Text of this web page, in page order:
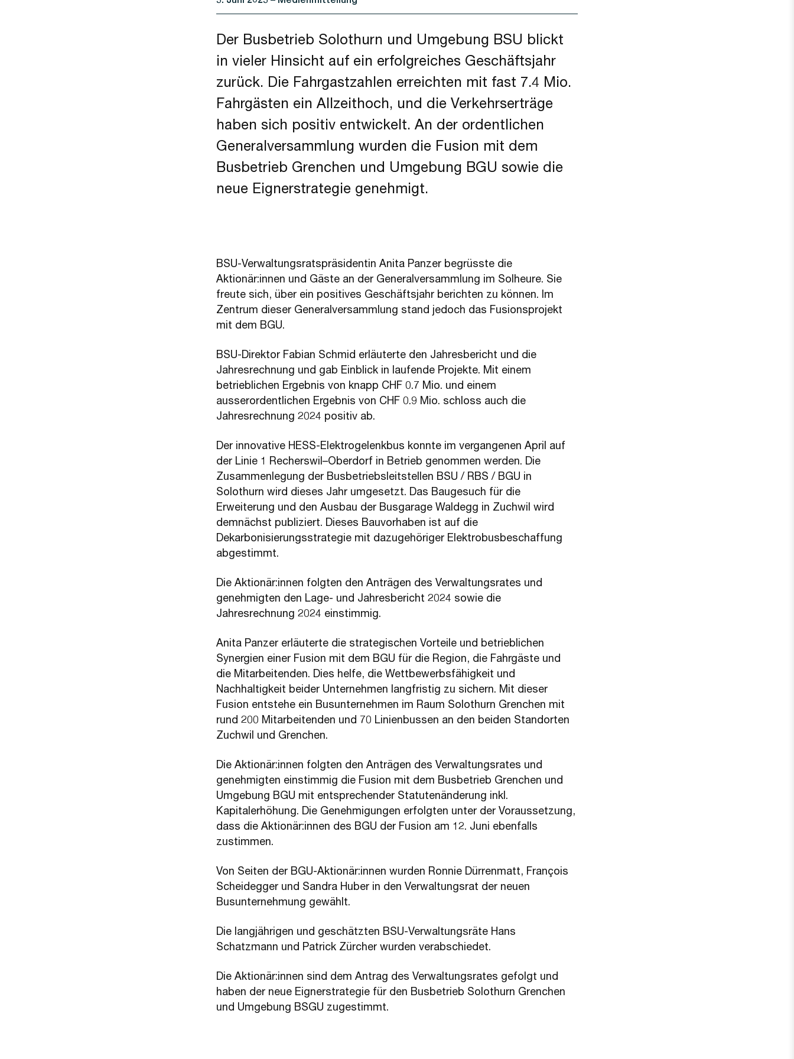
Der Busbetrieb Solothurn und Umgebung BSU blickt
in vieler Hinsicht auf ein erfolgreiches Geschäftsjahr
zurück. Die Fahrgastzahlen erreichten mit fast 7.4 Mio.
Fahrgästen ein Allzeithoch, und die Verkehrserträge
haben sich positiv entwickelt. An der ordentlichen
Generalversammlung wurden die Fusion mit dem
Busbetrieb Grenchen und Umgebung BGU sowie die
neue Eignerstrategie genehmigt.
BSU-Verwaltungsratspräsidentin Anita Panzer begrüsste die
Aktionär:innen und Gäste an der Generalversammlung im Solheure. Sie
freute sich, über ein positives Geschäftsjahr berichten zu können. Im
Zentrum dieser Generalversammlung stand jedoch das Fusionsprojekt
mit dem BGU.
BSU-Direktor Fabian Schmid erläuterte den Jahresbericht und die
Jahresrechnung und gab Einblick in laufende Projekte. Mit einem
betrieblichen Ergebnis von knapp CHF 0.7 Mio. und einem
ausserordentlichen Ergebnis von CHF 0.9 Mio. schloss auch die
Jahresrechnung 2024 positiv ab.
Der innovative HESS-Elektrogelenkbus konnte im vergangenen April auf
der Linie 1 Recherswil–Oberdorf in Betrieb genommen werden. Die
Zusammenlegung der Busbetriebsleitstellen BSU / RBS / BGU in
Solothurn wird dieses Jahr umgesetzt. Das Baugesuch für die
Erweiterung und den Ausbau der Busgarage Waldegg in Zuchwil wird
demnächst publiziert. Dieses Bauvorhaben ist auf die
Dekarbonisierungsstrategie mit dazugehöriger Elektrobusbeschaffung
abgestimmt.
Die Aktionär:innen folgten den Anträgen des Verwaltungsrates und
genehmigten den Lage- und Jahresbericht 2024 sowie die
Jahresrechnung 2024 einstimmig.
Anita Panzer erläuterte die strategischen Vorteile und betrieblichen
Synergien einer Fusion mit dem BGU für die Region, die Fahrgäste und
die Mitarbeitenden. Dies helfe, die Wettbewerbsfähigkeit und
Nachhaltigkeit beider Unternehmen langfristig zu sichern. Mit dieser
Fusion entstehe ein Busunternehmen im Raum Solothurn Grenchen mit
rund 200 Mitarbeitenden und 70 Linienbussen an den beiden Standorten
Zuchwil und Grenchen.
Die Aktionär:innen folgten den Anträgen des Verwaltungsrates und
genehmigten einstimmig die Fusion mit dem Busbetrieb Grenchen und
Umgebung BGU mit entsprechender Statutenänderung inkl.
Kapitalerhöhung. Die Genehmigungen erfolgten unter der Voraussetzung,
dass die Aktionär:innen des BGU der Fusion am 12. Juni ebenfalls
zustimmen.
Von Seiten der BGU-Aktionär:innen wurden Ronnie Dürrenmatt, François
Scheidegger und Sandra Huber in den Verwaltungsrat der neuen
Busunternehmung gewählt.
Die langjährigen und geschätzten BSU-Verwaltungsräte Hans
Schatzmann und Patrick Zürcher wurden verabschiedet.
Die Aktionär:innen sind dem Antrag des Verwaltungsrates gefolgt und
haben der neue Eignerstrategie für den Busbetrieb Solothurn Grenchen
und Umgebung BSGU zugestimmt.